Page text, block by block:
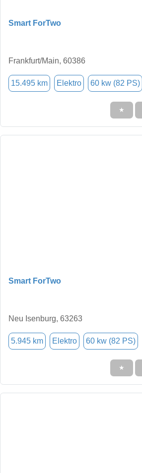
Smart ForTwo
Frankfurt/Main, 60386
15.495 km Elektro 60 kw (82 PS)
★
Smart ForTwo
Neu Isenburg, 63263
5.945 km Elektro 60 kw (82 PS)
★